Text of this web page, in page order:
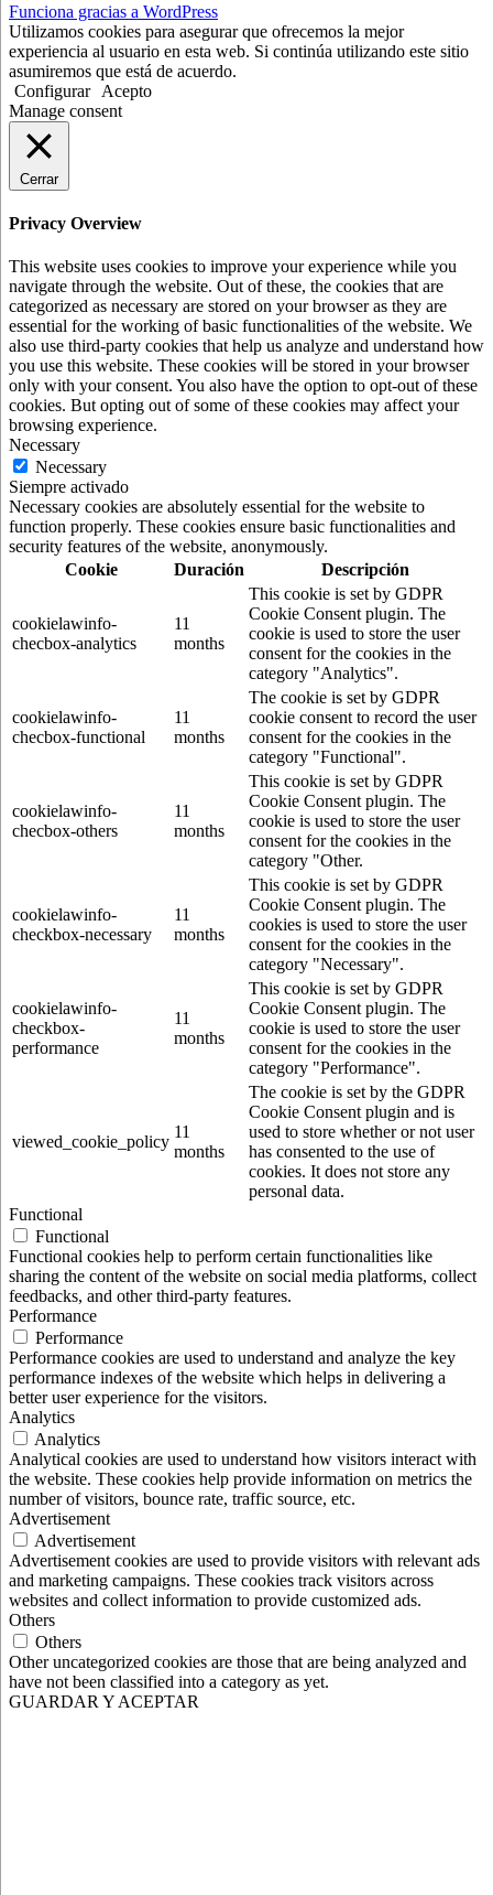
Funciona gracias a WordPress
Utilizamos cookies para asegurar que ofrecemos la mejor
experiencia al usuario en esta web. Si continúa utilizando este sitio
asumiremos que está de acuerdo.
Configurar
Acepto
Manage consent
Cerrar
Privacy Overview
This website uses cookies to improve your experience while you
navigate through the website. Out of these, the cookies that are
categorized as necessary are stored on your browser as they are
essential for the working of basic functionalities of the website. We
also use third-party cookies that help us analyze and understand how
you use this website. These cookies will be stored in your browser
only with your consent. You also have the option to opt-out of these
cookies. But opting out of some of these cookies may affect your
browsing experience.
Necessary
Necessary
Siempre activado
Necessary cookies are absolutely essential for the website to
function properly. These cookies ensure basic functionalities and
security features of the website, anonymously.
Cookie
Duración Descripción
cookielawinfo-
checbox-analytics
11
months
This cookie is set by GDPR
Cookie Consent plugin. The
cookie is used to store the user
consent for the cookies in the
category "Analytics".
cookielawinfo-
checbox-functional
11
months
The cookie is set by GDPR
cookie consent to record the user
consent for the cookies in the
category "Functional".
cookielawinfo-
checbox-others
11
months
This cookie is set by GDPR
Cookie Consent plugin. The
cookie is used to store the user
consent for the cookies in the
category "Other.
cookielawinfo-
checkbox-necessary
11
months
This cookie is set by GDPR
Cookie Consent plugin. The
cookies is used to store the user
consent for the cookies in the
category "Necessary".
cookielawinfo-
checkbox-
performance
11
months
This cookie is set by GDPR
Cookie Consent plugin. The
cookie is used to store the user
consent for the cookies in the
category "Performance".
viewed_cookie_policy
11
months
The cookie is set by the GDPR
Cookie Consent plugin and is
used to store whether or not user
has consented to the use of
cookies. It does not store any
personal data.
Functional
Functional
Functional cookies help to perform certain functionalities like
sharing the content of the website on social media platforms, collect
feedbacks, and other third-party features.
Performance
Performance
Performance cookies are used to understand and analyze the key
performance indexes of the website which helps in delivering a
better user experience for the visitors.
Analytics
Analytics
Analytical cookies are used to understand how visitors interact with
the website. These cookies help provide information on metrics the
number of visitors, bounce rate, traffic source, etc.
Advertisement
Advertisement
Advertisement cookies are used to provide visitors with relevant ads
and marketing campaigns. These cookies track visitors across
websites and collect information to provide customized ads.
Others
Others
Other uncategorized cookies are those that are being analyzed and
have not been classified into a category as yet.
GUARDAR Y ACEPTAR